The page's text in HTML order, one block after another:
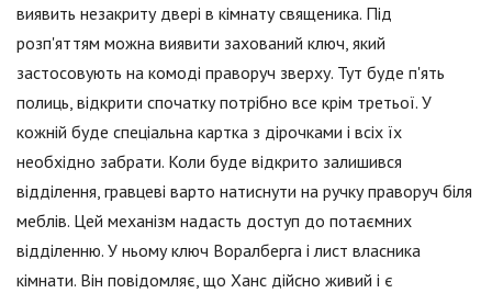
виявить незакриту двері в кімнату священика. Під
розп'яттям можна виявити захований ключ, який
застосовують на комоді праворуч зверху. Тут буде п'ять
полиць, відкрити спочатку потрібно все крім третьої. У
кожній буде спеціальна картка з дірочками і всіх їх
необхідно забрати. Коли буде відкрито залишився
відділення, гравцеві варто натиснути на ручку праворуч біля
меблів. Цей механізм надасть доступ до потаємних
відділенню. У ньому ключ Воралберга і лист власника
кімнати. Він повідомляє, що Ханс дійсно живий і є